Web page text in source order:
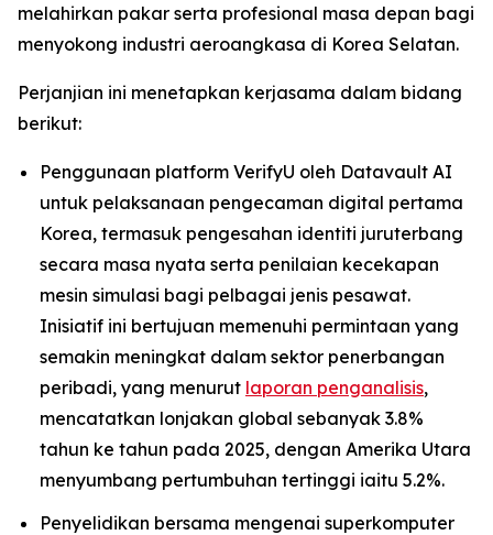
melahirkan pakar serta profesional masa depan bagi
menyokong industri aeroangkasa di Korea Selatan.
Perjanjian ini menetapkan kerjasama dalam bidang
berikut:
Penggunaan platform VerifyU oleh Datavault AI
untuk pelaksanaan pengecaman digital pertama
Korea, termasuk pengesahan identiti juruterbang
secara masa nyata serta penilaian kecekapan
mesin simulasi bagi pelbagai jenis pesawat.
Inisiatif ini bertujuan memenuhi permintaan yang
semakin meningkat dalam sektor penerbangan
peribadi, yang menurut laporan penganalisis,
mencatatkan lonjakan global sebanyak 3.8%
tahun ke tahun pada 2025, dengan Amerika Utara
menyumbang pertumbuhan tertinggi iaitu 5.2%.
Penyelidikan bersama mengenai superkomputer